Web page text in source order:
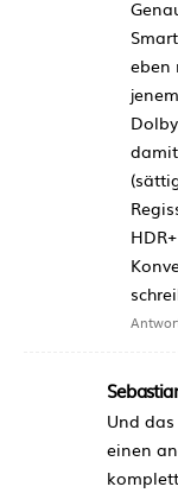
eben
Und
einen